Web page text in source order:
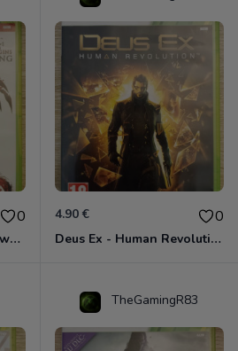
0
Dragon Age Origins - Awakening Xbox 360
4.90 € 0
Deus Ex - Human Revolution Xbox 360
TheGamingR83